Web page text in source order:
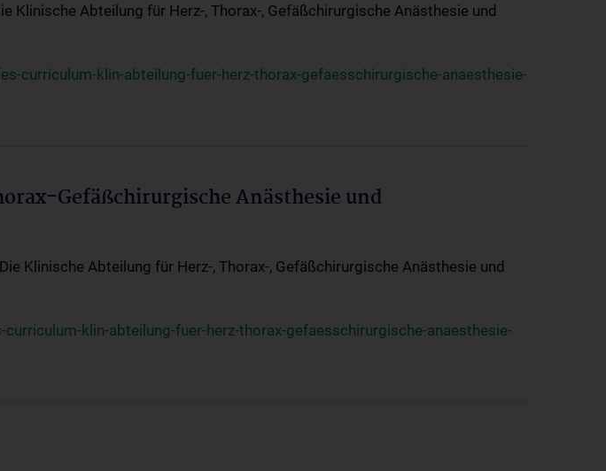
Abteilung für Herz-, Thorax-, Gefäßchirurgische Anästhesie und
klin-abteilung-fuer-herz-thorax-gefaesschirurgische-anaesthesie-
Gefäßchirurgische Anästhesie und
Klinische Abteilung für Herz-, Thorax-, Gefäßchirurgische Anästhesie und
klin-abteilung-fuer-herz-thorax-gefaesschirurgische-anaesthesie-